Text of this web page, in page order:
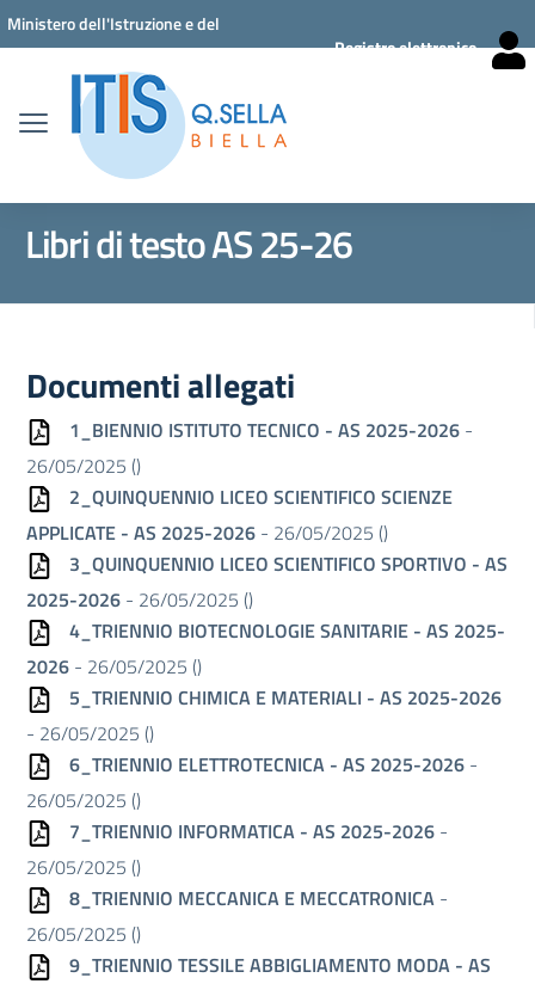
Vai ai contenuti
Vai al menu di navigazione
Vai al footer
Ministero dell'Istruzione e del
Registro elettronico
Libri di testo AS 25-26
Documenti allegati
1_BIENNIO ISTITUTO TECNICO - AS 2025-2026 -
26/05/2025 ()
2_QUINQUENNIO LICEO SCIENTIFICO SCIENZE
APPLICATE - AS 2025-2026 - 26/05/2025 ()
3_QUINQUENNIO LICEO SCIENTIFICO SPORTIVO - AS
2025-2026 - 26/05/2025 ()
4_TRIENNIO BIOTECNOLOGIE SANITARIE - AS 2025-
2026 - 26/05/2025 ()
5_TRIENNIO CHIMICA E MATERIALI - AS 2025-2026
- 26/05/2025 ()
6_TRIENNIO ELETTROTECNICA - AS 2025-2026 -
26/05/2025 ()
7_TRIENNIO INFORMATICA - AS 2025-2026 -
26/05/2025 ()
8_TRIENNIO MECCANICA E MECCATRONICA -
26/05/2025 ()
9_TRIENNIO TESSILE ABBIGLIAMENTO MODA - AS